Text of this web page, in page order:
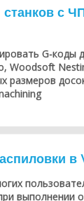
с
G-коды
Woodsoft
размеров
в
выполнении